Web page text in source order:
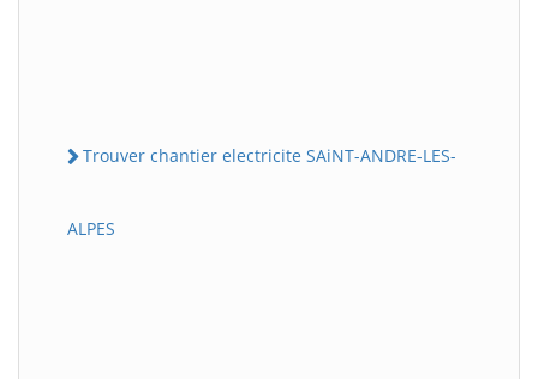
Trouver chantier electricite SAiNT-ANDRE-LES-
ALPES